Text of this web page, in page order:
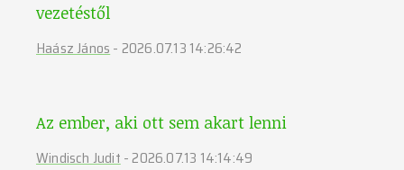
vezetéstől
Haász János - 2026.07.13 14:26:42
Az ember, aki ott sem akart lenni
Windisch Judit - 2026.07.13 14:14:49